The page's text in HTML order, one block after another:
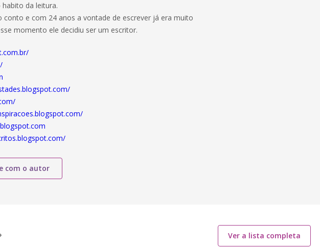
da leitura.
conto e com 24 anos a vontade de escrever já era muito
momento ele decidiu ser um escritor.
com o autor
Ver a lista completa